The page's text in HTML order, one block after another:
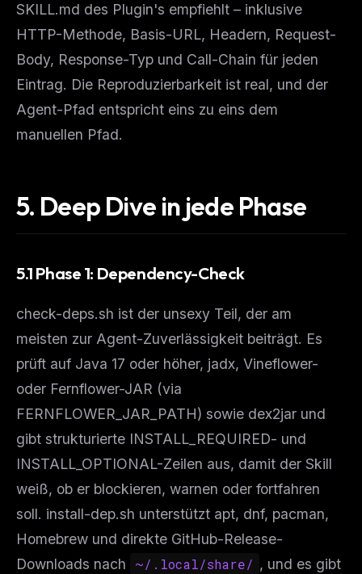
SKILL.md des Plugin's empfiehlt – inklusive
HTTP-Methode, Basis-URL, Headern, Request-
Body, Response-Typ und Call-Chain für jeden
Eintrag. Die Reproduzierbarkeit ist real, und der
Agent-Pfad entspricht eins zu eins dem
manuellen Pfad.
5. Deep Dive in jede Phase
5.1 Phase 1: Dependency-Check
check-deps.sh ist der unsexy Teil, der am
meisten zur Agent-Zuverlässigkeit beiträgt. Es
prüft auf Java 17 oder höher, jadx, Vineflower-
oder Fernflower-JAR (via
FERNFLOWER_JAR_PATH) sowie dex2jar und
gibt strukturierte INSTALL_REQUIRED- und
INSTALL_OPTIONAL-Zeilen aus, damit der Skill
weiß, ob er blockieren, warnen oder fortfahren
soll. install-dep.sh unterstützt apt, dnf, pacman,
Homebrew und direkte GitHub-Release-
Downloads nach
~/.local/share/ , und es gibt